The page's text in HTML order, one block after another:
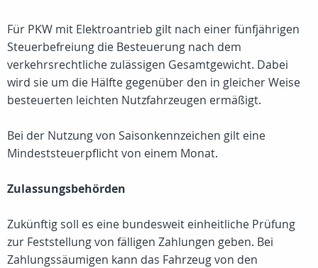
Für PKW mit Elektroantrieb gilt nach einer fünfjährigen
Steuerbefreiung die Besteuerung nach dem
verkehrsrechtliche zulässigen Gesamtgewicht. Dabei
wird sie um die Hälfte gegenüber den in gleicher Weise
besteuerten leichten Nutzfahrzeugen ermäßigt.
Bei der Nutzung von Saisonkennzeichen gilt eine
Mindeststeuerpflicht von einem Monat.
Zulassungsbehörden
Zukünftig soll es eine bundesweit einheitliche Prüfung
zur Feststellung von fälligen Zahlungen geben. Bei
Zahlungssäumigen kann das Fahrzeug von den